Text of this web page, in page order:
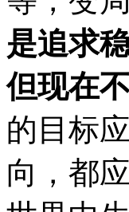
是追求
但现在
的目标
向，都